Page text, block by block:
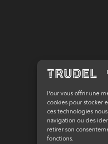
Pour vous offrir une
cookies pour stocker
ces technologies
navigation ou des
retirer son
fonctions.